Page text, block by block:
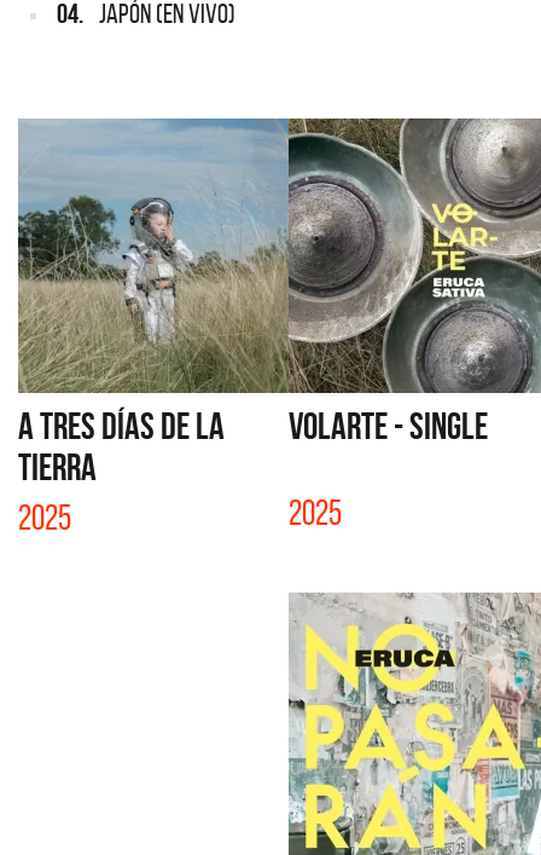
04. JAPÓN (EN VIVO)
A TRES DÍAS DE LA
TIERRA
2025
VOLARTE - SINGLE
2025